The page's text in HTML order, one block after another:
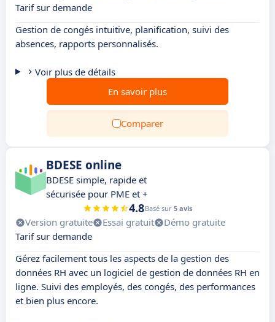
Tarif sur demande
Gestion de congés intuitive, planification, suivi des
absences, rapports personnalisés.
Voir plus de détails
En savoir plus
Comparer
BDESE online
BDESE simple, rapide et
sécurisée pour PME et +
4.8Basé sur 5 avis
Version gratuite Essai gratuit
Démo gratuite
Tarif sur demande
Gérez facilement tous les aspects de la gestion des
données RH avec un logiciel de gestion de données RH en
ligne. Suivi des employés, des congés, des performances
et bien plus encore.